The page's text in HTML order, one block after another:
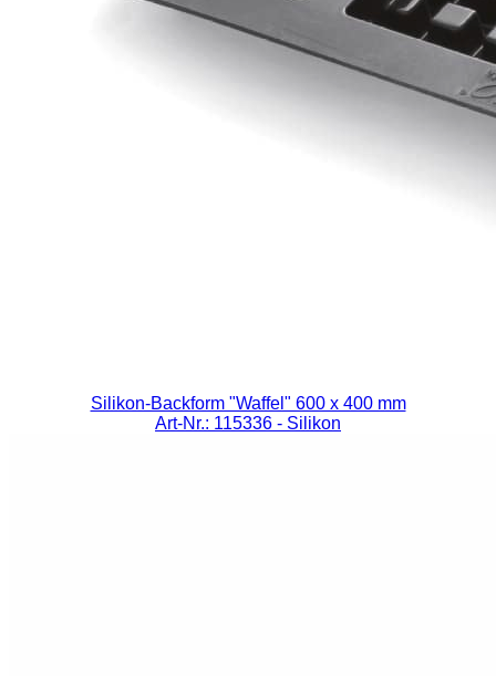
Silikon-Backform "Waffel" 600 x 400 mm
Art-Nr.: 115336 - Silikon